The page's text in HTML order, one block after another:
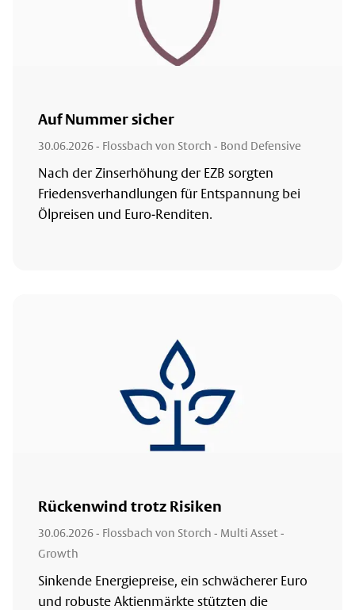
Auf Nummer sicher
30.06.2026- Flossbach von Storch - Bond Defensive
Nach der Zinserhöhung der EZB sorgten
Friedensverhandlungen für Entspannung bei
Ölpreisen und Euro-Renditen.
Rückenwind trotz Risiken
30.06.2026- Flossbach von Storch - Multi Asset -
Growth
Sinkende Energiepreise, ein schwächerer Euro
und robuste Aktienmärkte stützten die